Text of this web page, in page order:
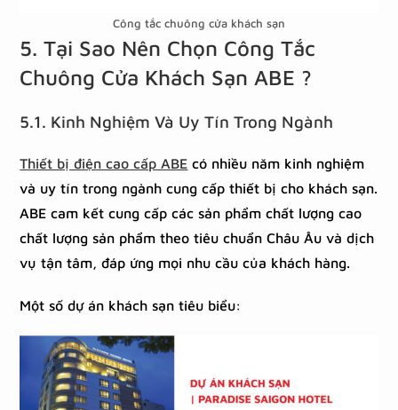
Công tắc chuông cửa khách sạn
5. Tại Sao Nên Chọn Công Tắc
Chuông Cửa Khách Sạn ABE ?
5.1. Kinh Nghiệm Và Uy Tín Trong Ngành
Thiết bị điện cao cấp ABE có nhiều năm kinh nghiệm
và uy tín trong ngành cung cấp thiết bị cho khách sạn.
ABE cam kết cung cấp các sản phẩm chất lượng cao
chất lượng sản phẩm theo tiêu chuẩn Châu Âu và dịch
vụ tận tâm, đáp ứng mọi nhu cầu của khách hàng.
Một số dự án khách sạn tiêu biểu: